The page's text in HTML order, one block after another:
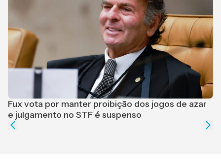
Fux vota por manter proibição dos jogos de azar
e julgamento no STF é suspenso